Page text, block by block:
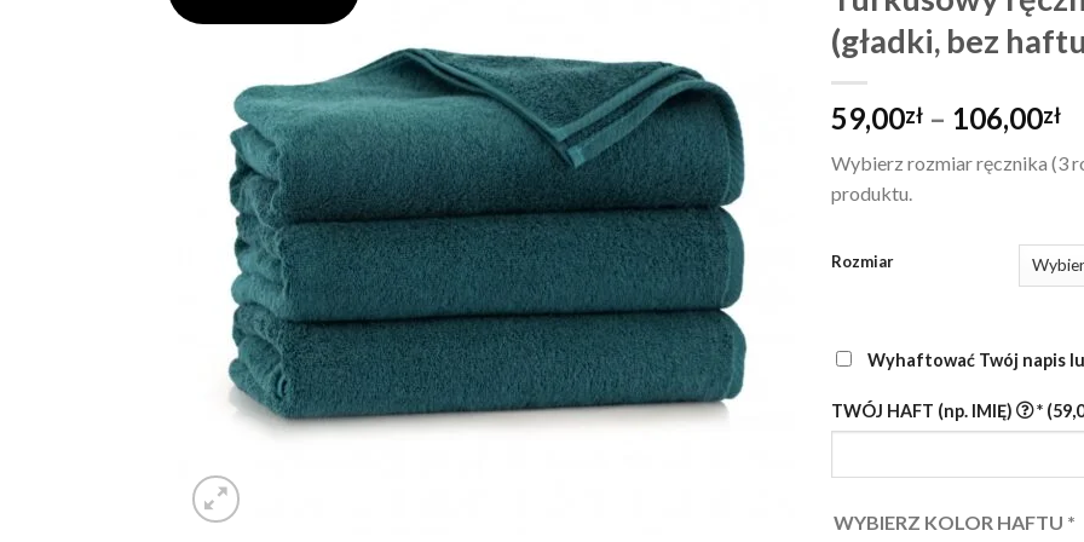
(gładki, bez
59,00zł – 106,00zł
Wybierz rozmiar ręcznika (3
produktu.
Rozmiar
Wyhaftować Twój napis
TWÓJ HAFT (np. IMIĘ) *
WYBIERZ KOLOR HAFTU *